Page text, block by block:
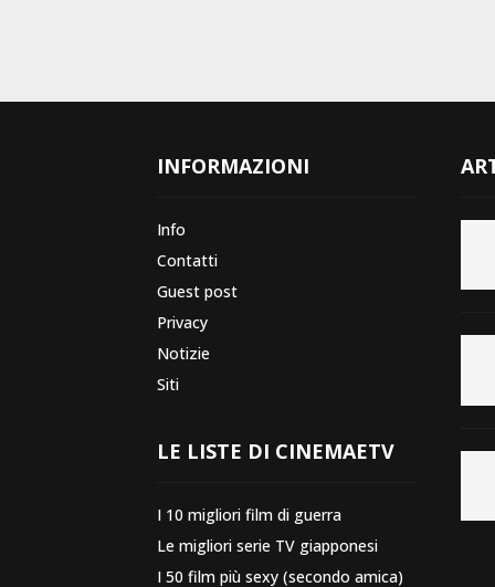
INFORMAZIONI
Info
Contatti
Guest post
Privacy
Notizie
Siti
LE LISTE DI CINEMAETV
I 10 migliori film di guerra
Le migliori serie TV giapponesi
I 50 film più sexy (secondo amica)